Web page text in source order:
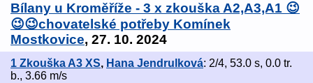
Bílany u Kroměříže - 3 x zkouška A2,A3,A1 😉
😉😉chovatelské potřeby Komínek
Mostkovice, 27. 10. 2024
1 Zkouška A3 XS, Hana Jendrulková: 2/4, 53.0 s, 0.0 tr.
b., 3.66 m/s